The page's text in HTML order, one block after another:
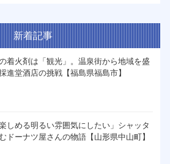
新着記事
着火剤は「観光」。温泉街から地域を盛
進堂酒店の挑戦【福島県福島市】
楽しめる明るい雰囲気にしたい」シャッタ
ドーナツ屋さんの物語【山形県中山町】